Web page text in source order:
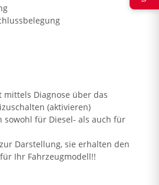
mittels Diagnose über das
(aktivieren)
sowohl für Diesel- als auch für
Darstellung, sie erhalten den
Ihr Fahrzeugmodell!!